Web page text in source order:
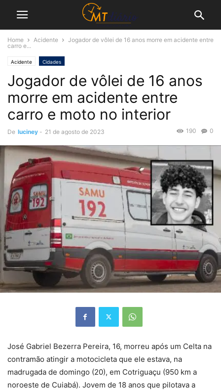
Home Acidente
Jogador de vôlei de 16 anos morre em acidente entre
carro e...
Acidente Cidades
Jogador de vôlei de 16 anos
morre em acidente entre
carro e moto no interior
De luciney - 21 de agosto de 2023 0
190
José Gabriel Bezerra Pereira, 16, morreu após um Celta na
contramão atingir a motocicleta que ele estava, na
madrugada de domingo (20), em Cotriguaçu (950 km a
noroeste de Cuiabá). Jovem de 18 anos que pilotava a